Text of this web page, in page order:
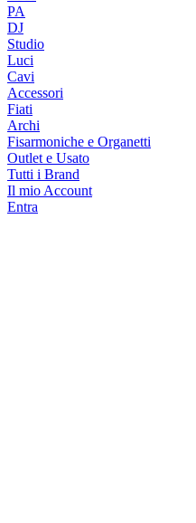
PA
DJ
Studio
Luci
Cavi
Accessori
Fiati
Archi
Fisarmoniche e Organetti
Outlet e Usato
Tutti i Brand
Il mio Account
Entra